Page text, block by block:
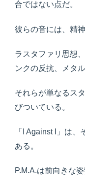
合ではない点だ。
彼らの音には、精
ラスタファリ思想
ンクの反抗、メタル
それらが単なるス
びついている。
「I Against I」は
ある。
P.M.A.は前向きな姿